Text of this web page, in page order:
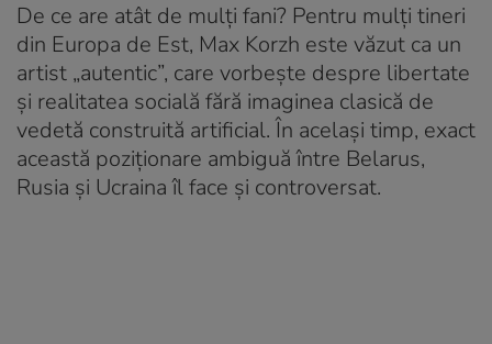
De ce are atât de mulți fani? Pentru mulți tineri
din Europa de Est, Max Korzh este văzut ca un
artist „autentic”, care vorbește despre libertate
și realitatea socială fără imaginea clasică de
vedetă construită artificial. În același timp, exact
această poziționare ambiguă între Belarus,
Rusia și Ucraina îl face și controversat.